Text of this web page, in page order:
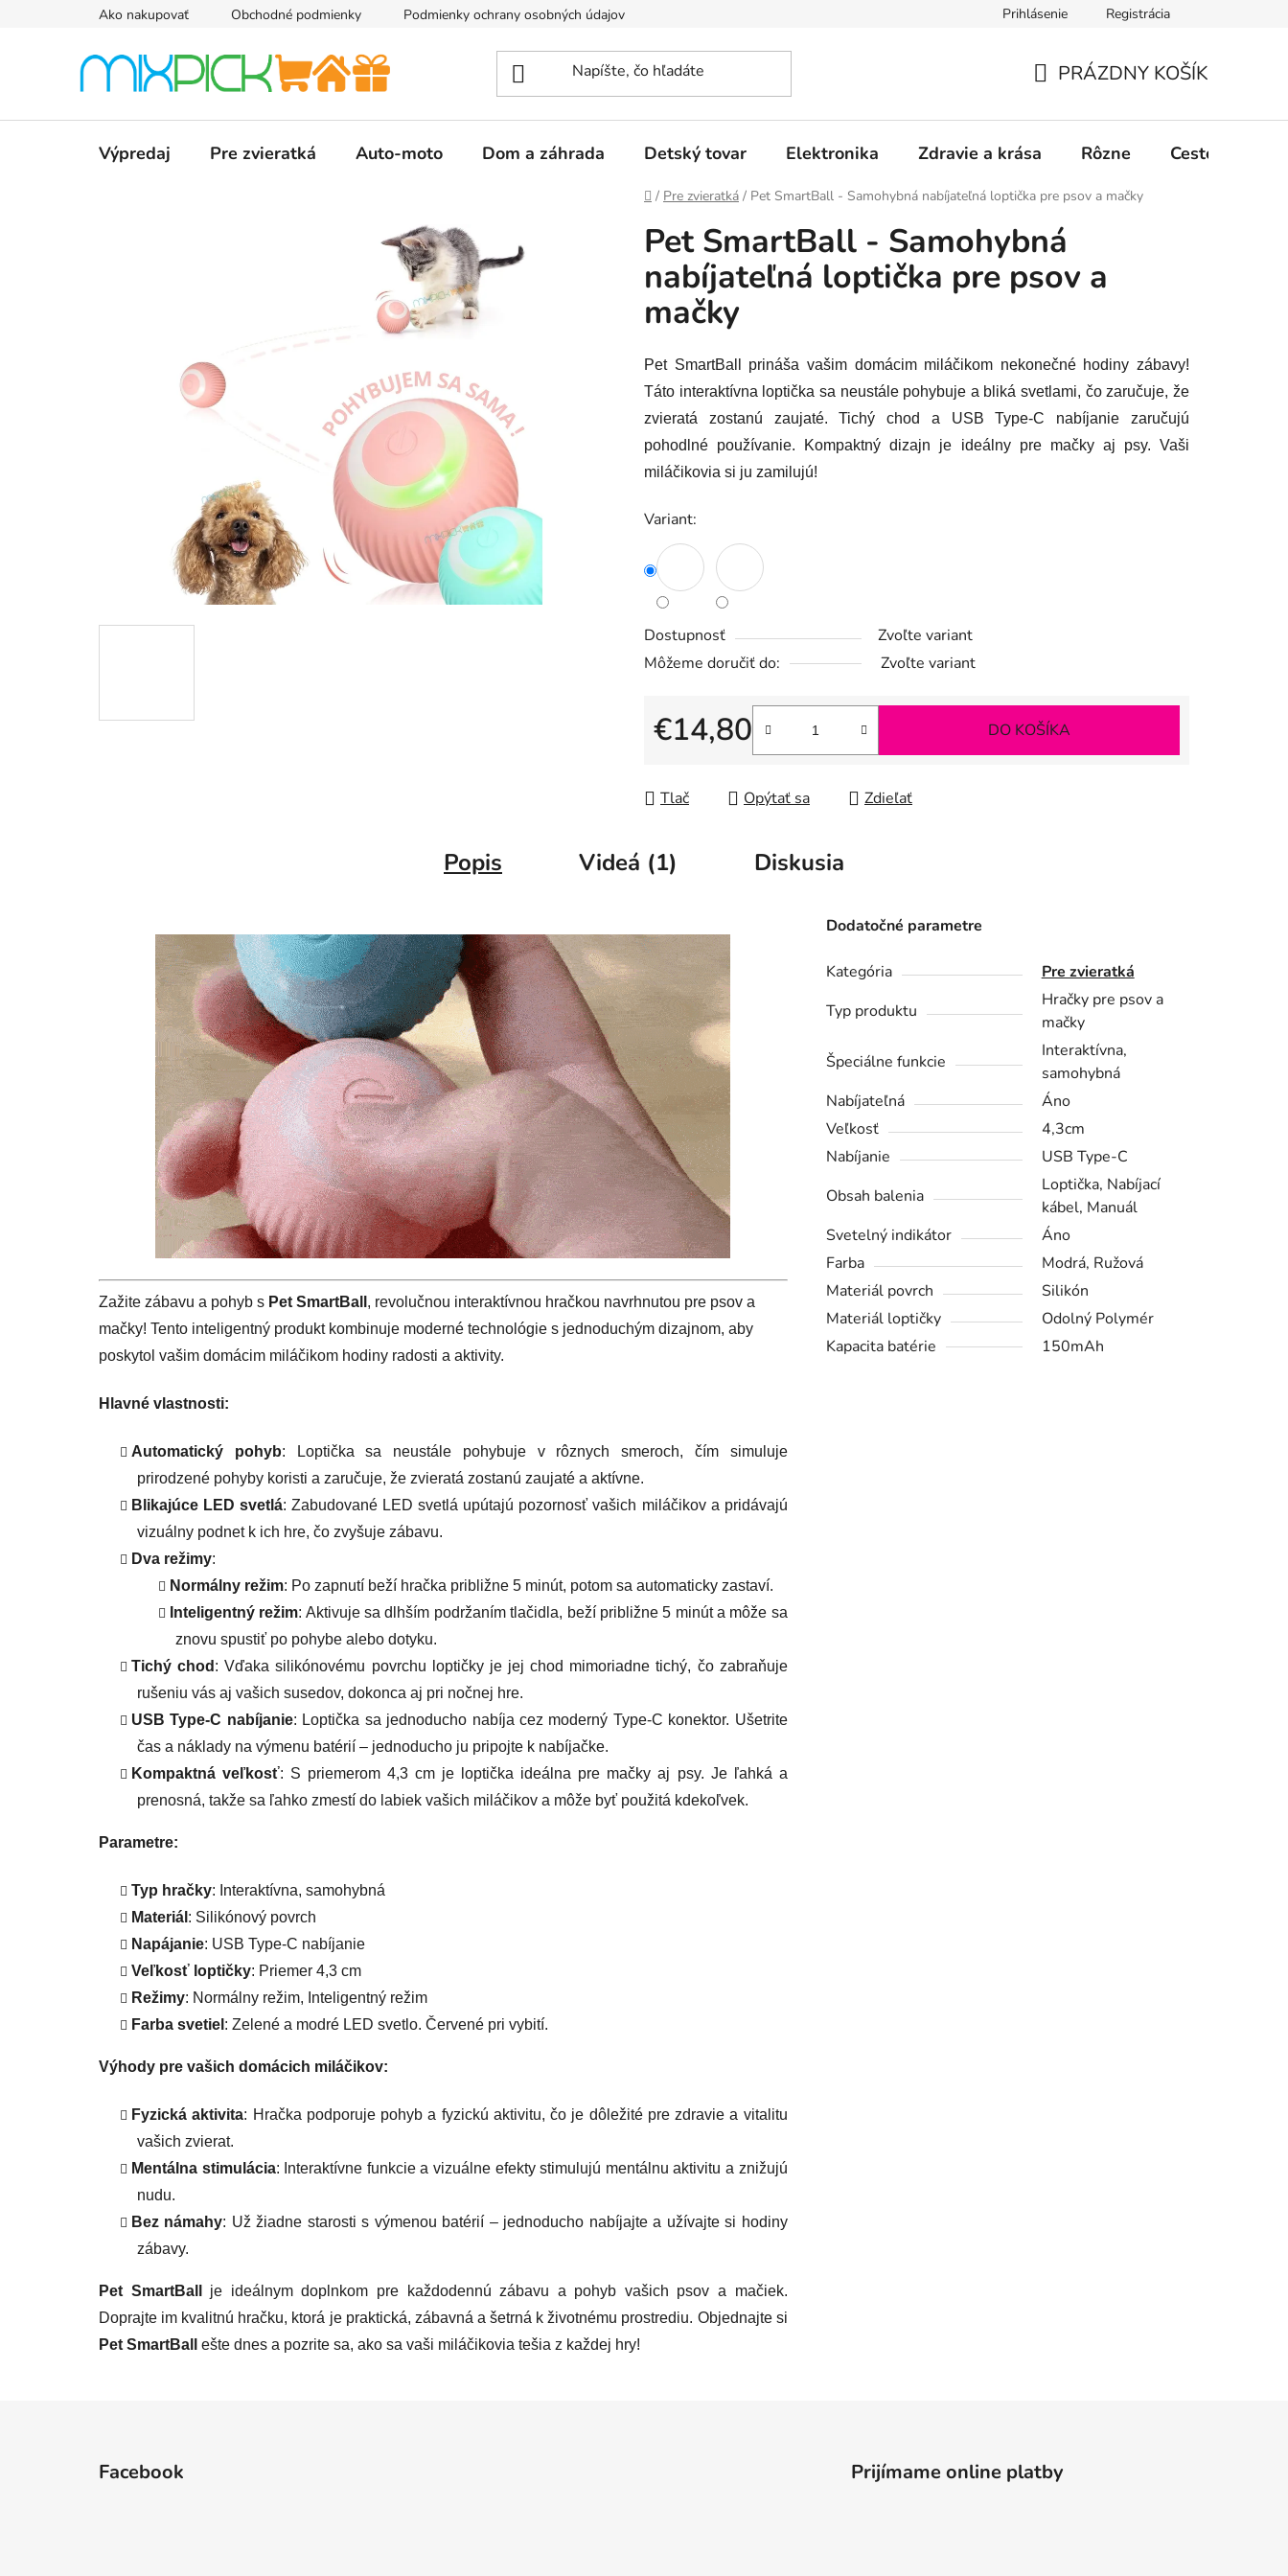
Ako nakupovať Obchodné podmienky Podmienky ochrany osobných údajov Prihlásenie Registrácia
KOŠÍK
PRÁZDNY KOŠÍK
Výpredaj Pre zvieratká Auto-moto Dom a záhrada Detský tovar Elektronika Zdravie a krása Rôzne Cestovanie
Domov
/ Pre zvieratká / Pet SmartBall - Samohybná nabíjateľná loptička pre psov a mačky
Pet SmartBall - Samohybná
nabíjateľná loptička pre psov a
mačky
Pet SmartBall prináša vašim domácim miláčikom nekonečné hodiny zábavy!
Táto interaktívna loptička sa neustále pohybuje a bliká svetlami, čo zaručuje, že
zvieratá zostanú zaujaté. Tichý chod a USB Type-C nabíjanie zaručujú
pohodlné používanie. Kompaktný dizajn je ideálny pre mačky aj psy. Vaši
miláčikovia si ju zamilujú!
Variant:
Dostupnosť
Zvoľte variant
Môžeme doručiť do:
Zvoľte variant
€14,80
Jednotková cena:
DO KOŠÍKA
Tlač Opýtať sa Zdieľať
Popis Videá (1) Diskusia
Zažite zábavu a pohyb s Pet SmartBall , revolučnou interaktívnou hračkou navrhnutou pre psov a
mačky! Tento inteligentný produkt kombinuje moderné technológie s jednoduchým dizajnom, aby
poskytol vašim domácim miláčikom hodiny radosti a aktivity.
Hlavné vlastnosti:
Automatický pohyb: Loptička sa neustále pohybuje v rôznych smeroch, čím simuluje
prirodzené pohyby koristi a zaručuje, že zvieratá zostanú zaujaté a aktívne.
Blikajúce LED svetlá: Zabudované LED svetlá upútajú pozornosť vašich miláčikov a pridávajú
vizuálny podnet k ich hre, čo zvyšuje zábavu.
Dva režimy:
Normálny režim: Po zapnutí beží hračka približne 5 minút, potom sa automaticky zastaví.
Inteligentný režim: Aktivuje sa dlhším podržaním tlačidla, beží približne 5 minút a môže sa
znovu spustiť po pohybe alebo dotyku.
Tichý chod : Vďaka silikónovému povrchu loptičky je jej chod mimoriadne tichý, čo zabraňuje
rušeniu vás aj vašich susedov, dokonca aj pri nočnej hre.
USB Type-C nabíjanie: Loptička sa jednoducho nabíja cez moderný Type-C konektor. Ušetrite
čas a náklady na výmenu batérií – jednoducho ju pripojte k nabíjačke.
Kompaktná veľkosť: S priemerom 4,3 cm je loptička ideálna pre mačky aj psy. Je ľahká a
prenosná, takže sa ľahko zmestí do labiek vašich miláčikov a môže byť použitá kdekoľvek.
Parametre:
Typ hračky: Interaktívna, samohybná
Materiál : Silikónový povrch
Napájanie: USB Type-C nabíjanie
Veľkosť loptičky: Priemer 4,3 cm
Režimy: Normálny režim, Inteligentný režim
Farba svetiel : Zelené a modré LED svetlo. Červené pri vybití.
Výhody pre vašich domácich miláčikov:
Fyzická aktivita: Hračka podporuje pohyb a fyzickú aktivitu, čo je dôležité pre zdravie a vitalitu
vašich zvierat.
Mentálna stimulácia: Interaktívne funkcie a vizuálne efekty stimulujú mentálnu aktivitu a znižujú
nudu.
Bez námahy: Už žiadne starosti s výmenou batérií – jednoducho nabíjajte a užívajte si hodiny
zábavy.
Pet SmartBall
je ideálnym doplnkom pre každodennú zábavu a pohyb vašich psov a mačiek.
Doprajte im kvalitnú hračku, ktorá je praktická, zábavná a šetrná k životnému prostrediu. Objednajte si
Pet SmartBall
ešte dnes a pozrite sa, ako sa vaši miláčikovia tešia z každej hry!
Dodatočné parametre
Kategória
Pre zvieratká
Typ produktu
Hračky pre psov a
mačky
Špeciálne funkcie
Interaktívna,
samohybná
Nabíjateľná
Áno
Veľkosť
4,3cm
Nabíjanie
USB Type-C
Obsah balenia
Loptička, Nabíjací
kábel, Manuál
Svetelný indikátor
Áno
Farba
Modrá, Ružová
Materiál povrch
Silikón
Materiál loptičky
Odolný Polymér
Kapacita batérie
150mAh
Facebook Prijímame online platby